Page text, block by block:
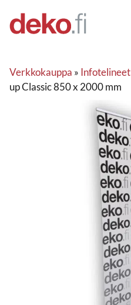
sisältöön
Verkkokauppa » Infotelineet
up Classic 850 x 2000 mm